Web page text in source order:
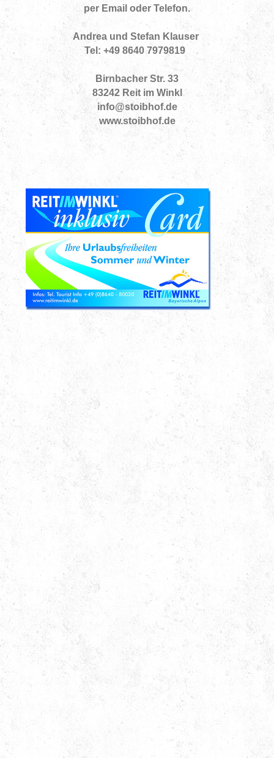
per Email oder Telefon.
Andrea und Stefan Klauser
Tel: +49 8640 7979819
Birnbacher Str. 33
83242 Reit im Winkl
info@stoibhof.de
www.stoibhof.de